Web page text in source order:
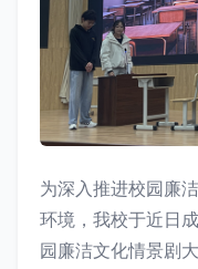
为深入推进校园廉
环境，我校于近日
园廉洁文化情景剧